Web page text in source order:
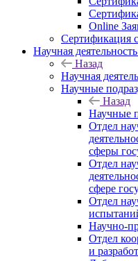
Online
Сертификация
Научная деятельность
Назад
Научная
Научные
Назад
Научные
Отдел
сферы
Отдел
сфере
Отдел
Научно-
Отдел
и